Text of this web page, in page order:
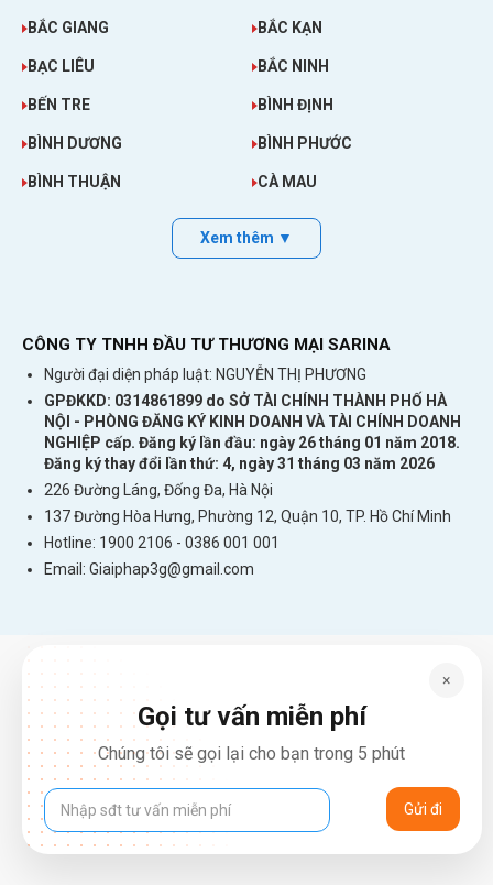
BẮC GIANG BẮC KẠN
BẠC LIÊU BẮC NINH
BẾN TRE BÌNH ĐỊNH
BÌNH DƯƠNG BÌNH PHƯỚC
BÌNH THUẬN CÀ MAU
Xem thêm ▼
CÔNG TY TNHH ĐẦU TƯ THƯƠNG MẠI SARINA
Người đại diện pháp luật: NGUYỄN THỊ PHƯƠNG
GPĐKKD: 0314861899 do SỞ TÀI CHÍNH THÀNH PHỐ HÀ
NỘI - PHÒNG ĐĂNG KÝ KINH DOANH VÀ TÀI CHÍNH DOANH
NGHIỆP cấp. Đăng ký lần đầu: ngày 26 tháng 01 năm 2018.
Đăng ký thay đổi lần thứ: 4, ngày 31 tháng 03 năm 2026
226 Đường Láng, Đống Đa, Hà Nội
137 Đường Hòa Hưng, Phường 12, Quận 10, TP. Hồ Chí Minh
Hotline: 1900 2106 - 0386 001 001
Email: Giaiphap3g@gmail.com
×
Gọi tư vấn miễn phí
Chúng tôi sẽ gọi lại cho bạn trong 5 phút